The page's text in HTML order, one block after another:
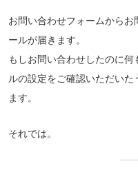
お問い合わせフォームから
ールが届きます。
もしお問い合わせしたのに
ルの設定をご確認いただい
ます。
それでは。